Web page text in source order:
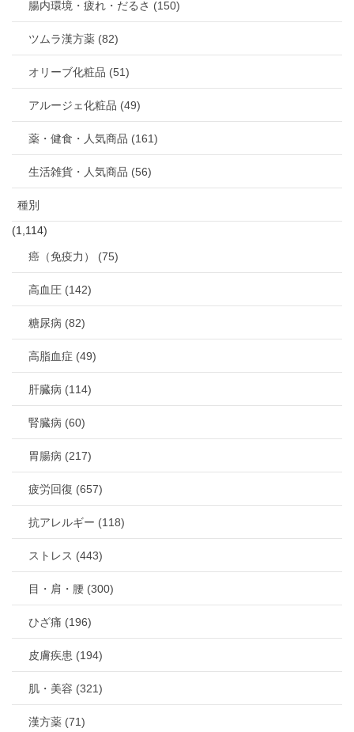
腸内環境・疲れ・だるさ (150)
ツムラ漢方薬 (82)
オリーブ化粧品 (51)
アルージェ化粧品 (49)
薬・健食・人気商品 (161)
生活雑貨・人気商品 (56)
種別
(1,114)
癌（免疫力） (75)
高血圧 (142)
糖尿病 (82)
高脂血症 (49)
肝臓病 (114)
腎臓病 (60)
胃腸病 (217)
疲労回復 (657)
抗アレルギー (118)
ストレス (443)
目・肩・腰 (300)
ひざ痛 (196)
皮膚疾患 (194)
肌・美容 (321)
漢方薬 (71)